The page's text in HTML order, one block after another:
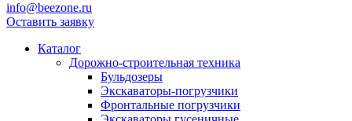
info@beezone.ru
Оставить заявку
Каталог
Дорожно-строительная техника
Бульдозеры
Экскаваторы-погрузчики
Фронтальные погрузчики